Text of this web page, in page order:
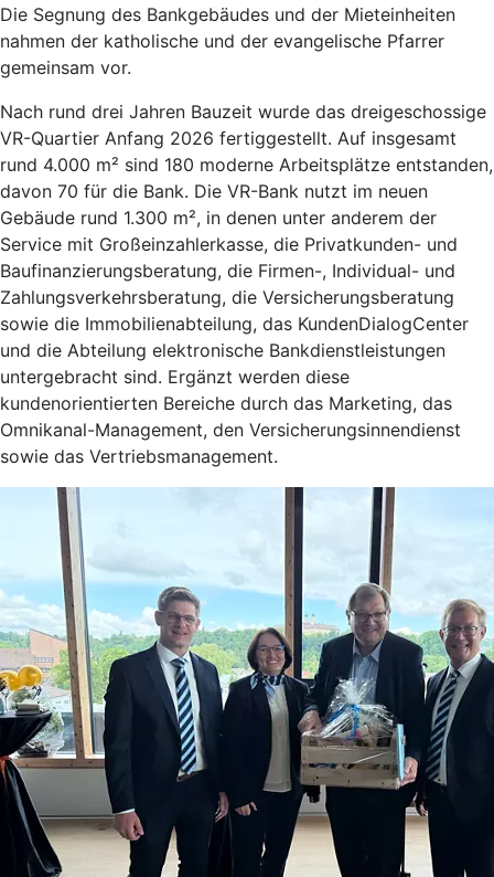
Die Segnung des Bankgebäudes und der Mieteinheiten
nahmen der katholische und der evangelische Pfarrer
gemeinsam vor.
Nach rund drei Jahren Bauzeit wurde das dreigeschossige
VR-Quartier Anfang 2026 fertiggestellt. Auf insgesamt
rund 4.000 m² sind 180 moderne Arbeitsplätze entstanden,
davon 70 für die Bank. Die VR-Bank nutzt im neuen
Gebäude rund 1.300 m², in denen unter anderem der
Service mit Großeinzahlerkasse, die Privatkunden- und
Baufinanzierungsberatung, die Firmen-, Individual- und
Zahlungsverkehrsberatung, die Versicherungsberatung
sowie die Immobilienabteilung, das KundenDialogCenter
und die Abteilung elektronische Bankdienstleistungen
untergebracht sind. Ergänzt werden diese
kundenorientierten Bereiche durch das Marketing, das
Omnikanal-Management, den Versicherungsinnendienst
sowie das Vertriebsmanagement.